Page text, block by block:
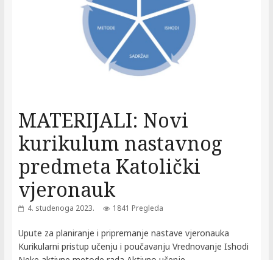
MATERIJALI: Novi
kurikulum nastavnog
predmeta Katolički
vjeronauk
4. studenoga 2023. 1841 Pregleda
Upute za planiranje i pripremanje nastave vjeronauka
Kurikularni pristup učenju i poučavanju Vrednovanje Ishodi